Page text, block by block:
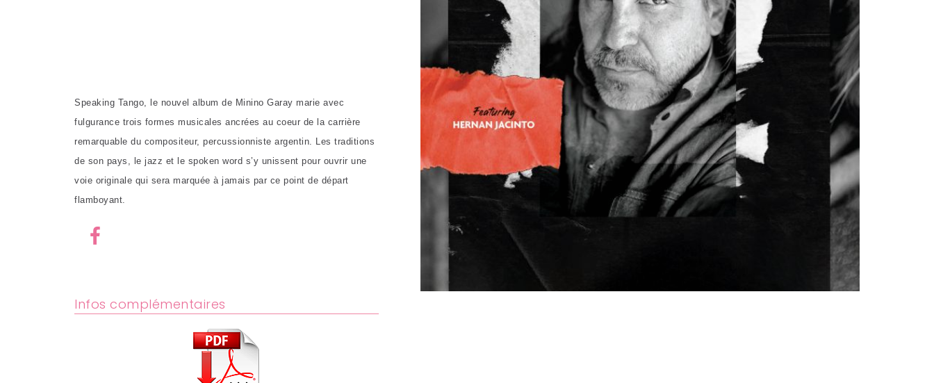
Speaking Tango, le nouvel album de Minino Garay marie avec
fulgurance trois formes musicales ancrées au coeur de la carrière
remarquable du compositeur, percussionniste argentin. Les traditions
de son pays, le jazz et le spoken word s’y unissent pour ouvrir une
voie originale qui sera marquée à jamais par ce point de départ
flamboyant.
Infos complémentaires